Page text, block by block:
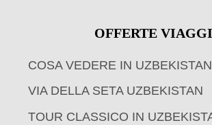
OFFERTE VIAGGI
COSA VEDERE IN UZBEKISTAN
VIA DELLA SETA UZBEKISTAN
TOUR CLASSICO IN